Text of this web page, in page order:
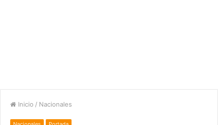
Inicio / Nacionales